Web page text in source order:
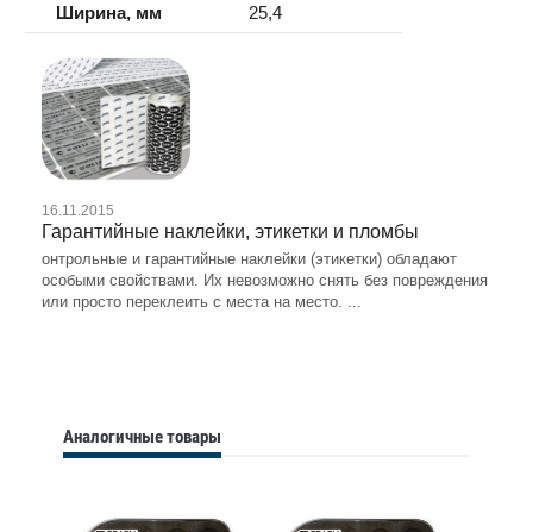
Ширина, мм
25,4
16.11.2015
Гарантийные наклейки, этикетки и пломбы
онтрольные и гарантийные наклейки (этикетки) обладают
особыми свойствами. Их невозможно снять без повреждения
или просто переклеить с места на место. ...
Аналогичные товары